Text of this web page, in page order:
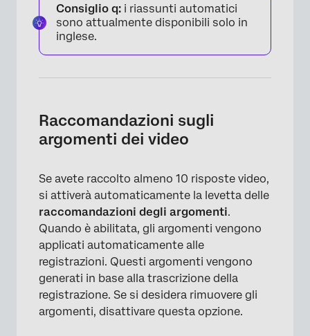
Consiglio q: i riassunti automatici
sono attualmente disponibili solo in
inglese.
Raccomandazioni sugli
argomenti dei video
Se avete raccolto almeno 10 risposte video,
si attiverà automaticamente la levetta delle
raccomandazioni degli argomenti.
Quando è abilitata, gli argomenti vengono
applicati automaticamente alle
registrazioni. Questi argomenti vengono
generati in base alla trascrizione della
registrazione. Se si desidera rimuovere gli
argomenti, disattivare questa opzione.